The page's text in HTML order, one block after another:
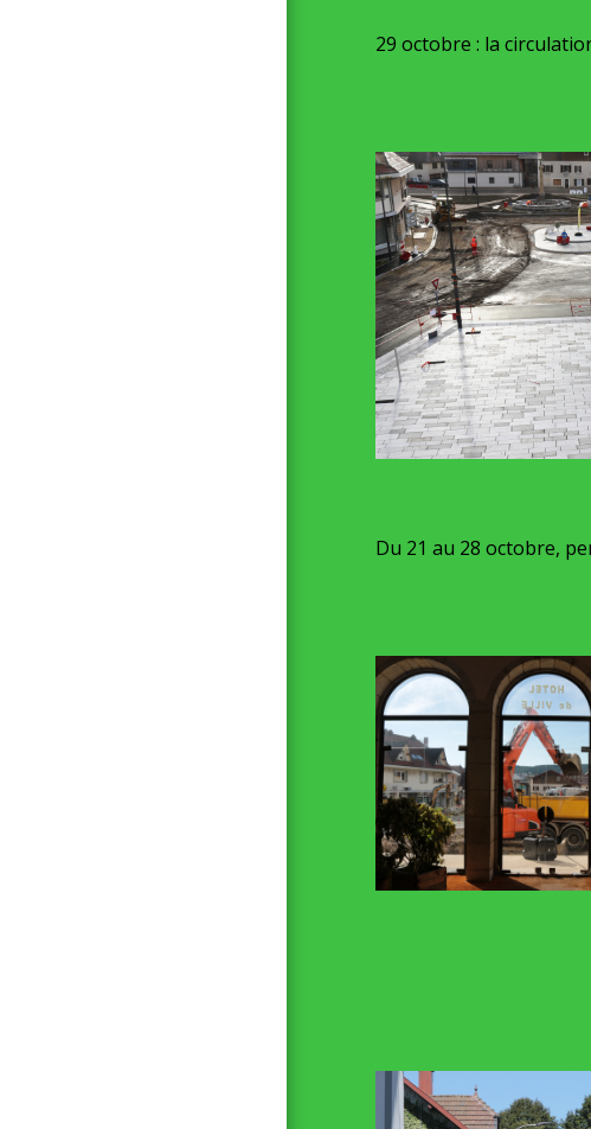
29 octobre : la
Du 21 au 28 octobre,